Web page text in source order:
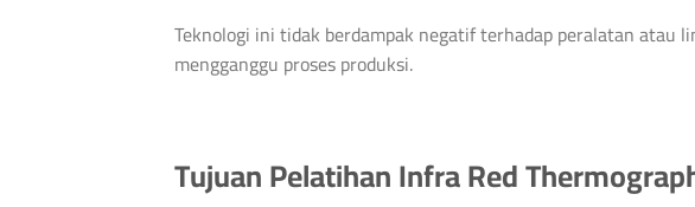
Teknologi ini tidak berdampak negatif terhadap peralatan atau
mengganggu proses produksi.
Tujuan Pelatihan Infra Red